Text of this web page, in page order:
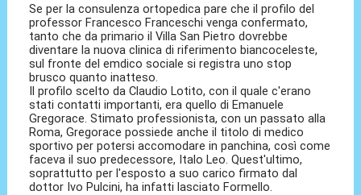
Se per la consulenza ortopedica pare che il profilo del
professor Francesco Franceschi venga confermato,
tanto che da primario il Villa San Pietro dovrebbe
diventare la nuova clinica di riferimento biancoceleste,
sul fronte del emdico sociale si registra uno stop
brusco quanto inatteso.
Il profilo scelto da Claudio Lotito, con il quale c'erano
stati contatti importanti, era quello di Emanuele
Gregorace. Stimato professionista, con un passato alla
Roma, Gregorace possiede anche il titolo di medico
sportivo per potersi accomodare in panchina, così come
faceva il suo predecessore, Italo Leo. Quest'ultimo,
soprattutto per l'esposto a suo carico firmato dal
dottor Ivo Pulcini, ha infatti lasciato Formello.